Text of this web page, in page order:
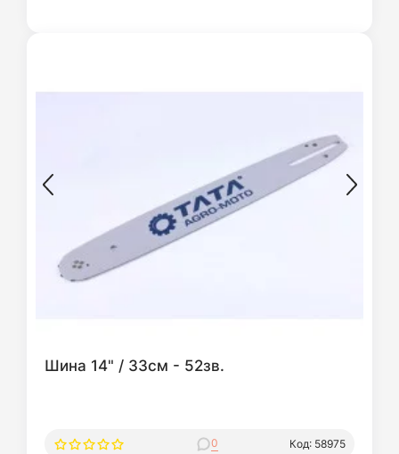
Шина 14" / 33см - 52зв.
0 Код: 58975